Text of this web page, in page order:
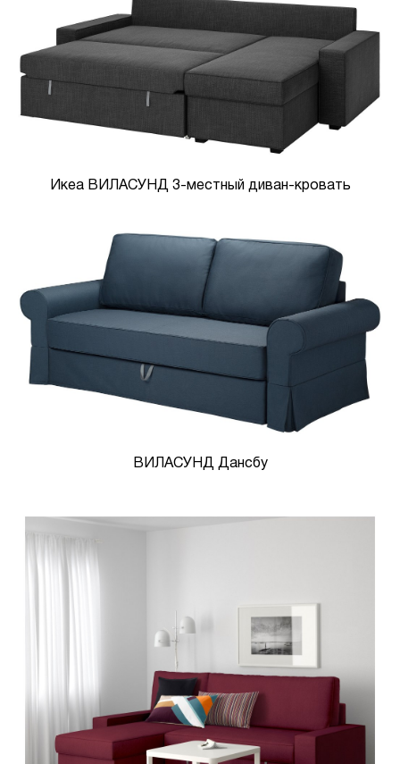
Икеа ВИЛАСУНД 3-местный диван-кровать
ВИЛАСУНД Дансбу